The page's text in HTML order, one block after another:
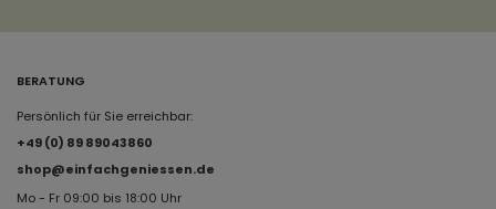
BERATUNG
Persönlich für Sie erreichbar:
+49 (0) 89 89043860
shop@einfachgeniessen.de
Mo - Fr 09:00 bis 18:00 Uhr